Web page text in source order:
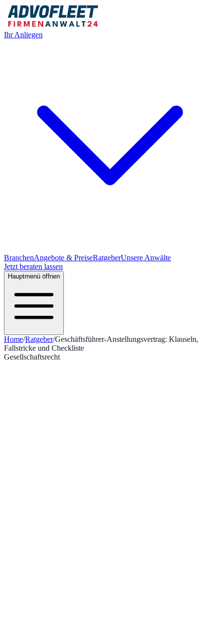
Ihr Anliegen
BranchenAngebote & PreiseRatgeberUnsere Anwälte
Jetzt beraten lassen
Hauptmenü öffnen
Home/Ratgeber/Geschäftsführer-Anstellungsvertrag: Klauseln,
Fallstricke und Checkliste
Gesellschaftsrecht